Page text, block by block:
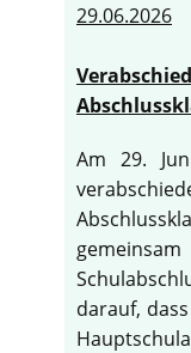
29.06.2026
Am 29.
darauf,